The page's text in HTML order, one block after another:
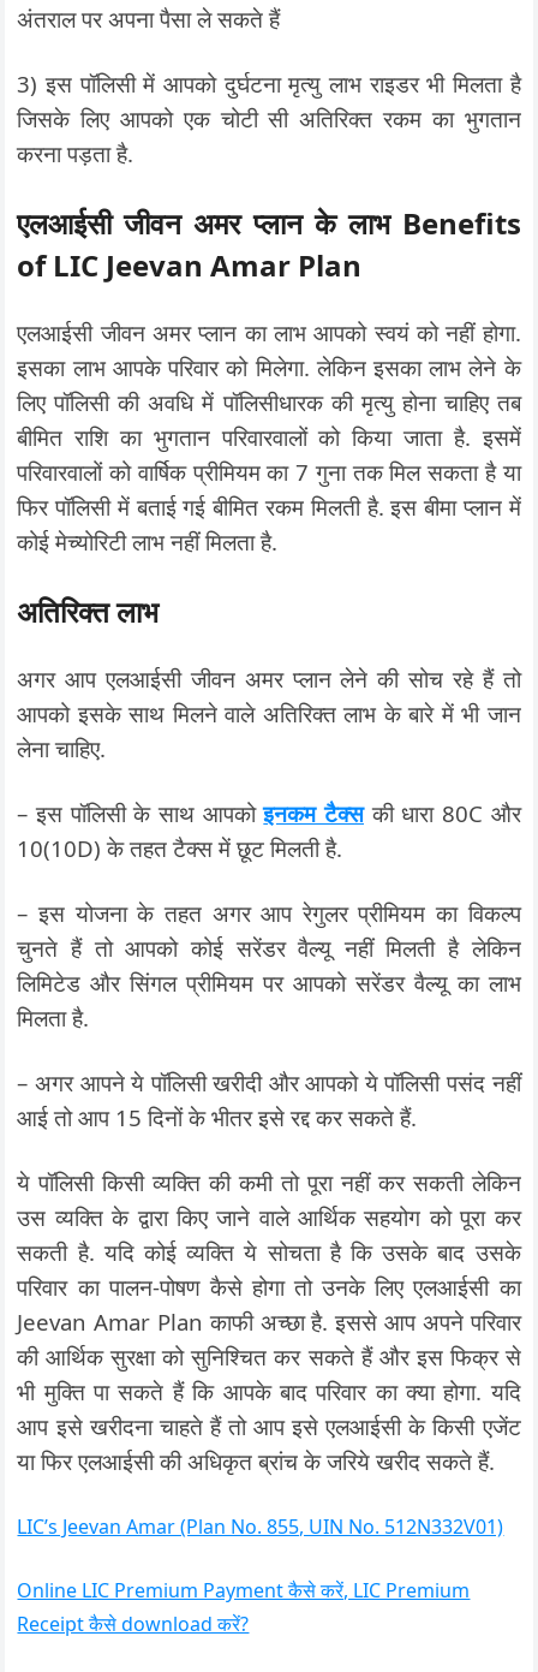
अंतराल पर अपना पैसा ले सकते हैं
3) इस पॉलिसी में आपको दुर्घटना मृत्यु लाभ राइडर भी मिलता है
जिसके लिए आपको एक चोटी सी अतिरिक्त रकम का भुगतान
करना पड़ता है.
एलआईसी जीवन अमर प्लान के लाभ Benefits
of LIC Jeevan Amar Plan
एलआईसी जीवन अमर प्लान का लाभ आपको स्वयं को नहीं होगा.
इसका लाभ आपके परिवार को मिलेगा. लेकिन इसका लाभ लेने के
लिए पॉलिसी की अवधि में पॉलिसीधारक की मृत्यु होना चाहिए तब
बीमित राशि का भुगतान परिवारवालों को किया जाता है. इसमें
परिवारवालों को वार्षिक प्रीमियम का 7 गुना तक मिल सकता है या
फिर पॉलिसी में बताई गई बीमित रकम मिलती है. इस बीमा प्लान में
कोई मेच्योरिटी लाभ नहीं मिलता है.
अतिरिक्त लाभ
अगर आप एलआईसी जीवन अमर प्लान लेने की सोच रहे हैं तो
आपको इसके साथ मिलने वाले अतिरिक्त लाभ के बारे में भी जान
लेना चाहिए.
– इस पॉलिसी के साथ आपकोइनकम टैक्स की धारा 80C और
10(10D) के तहत टैक्स में छूट मिलती है.
– इस योजना के तहत अगर आप रेगुलर प्रीमियम का विकल्प
चुनते हैं तो आपको कोई सरेंडर वैल्यू नहीं मिलती है लेकिन
लिमिटेड और सिंगल प्रीमियम पर आपको सरेंडर वैल्यू का लाभ
मिलता है.
– अगर आपने ये पॉलिसी खरीदी और आपको ये पॉलिसी पसंद नहीं
आई तो आप 15 दिनों के भीतर इसे रद्द कर सकते हैं.
ये पॉलिसी किसी व्यक्ति की कमी तो पूरा नहीं कर सकती लेकिन
उस व्यक्ति के द्वारा किए जाने वाले आर्थिक सहयोग को पूरा कर
सकती है. यदि कोई व्यक्ति ये सोचता है कि उसके बाद उसके
परिवार का पालन-पोषण कैसे होगा तो उनके लिए एलआईसी का
Jeevan Amar Plan काफी अच्छा है. इससे आप अपने परिवार
की आर्थिक सुरक्षा को सुनिश्चित कर सकते हैं और इस फिक्र से
भी मुक्ति पा सकते हैं कि आपके बाद परिवार का क्या होगा. यदि
आप इसे खरीदना चाहते हैं तो आप इसे एलआईसी के किसी एजेंट
या फिर एलआईसी की अधिकृत ब्रांच के जरिये खरीद सकते हैं.
LIC’s Jeevan Amar (Plan No. 855, UIN No. 512N332V01)
Online LIC Premium Payment कैसे करें, LIC Premium
Receipt कैसे download करें?